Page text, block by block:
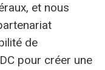
et nous
de
pour créer une